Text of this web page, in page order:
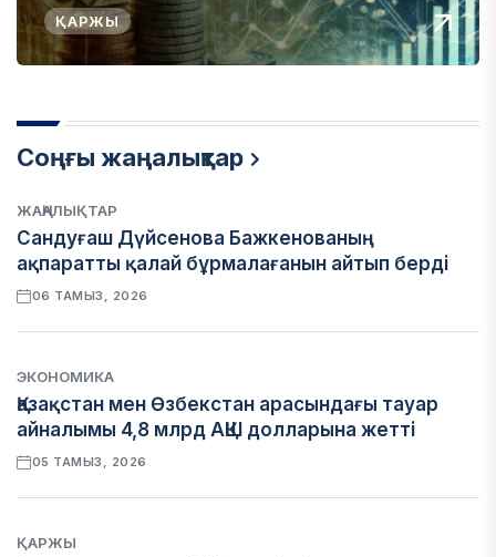
ҚАРЖЫ
Соңғы жаңалықтар
ЖАҢАЛЫҚТАР
Сандуғаш Дүйсенова Бажкенованың
ақпаратты қалай бұрмалағанын айтып берді
06 ТАМЫЗ, 2026
ЭКОНОМИКА
Қазақстан мен Өзбекстан арасындағы тауар
айналымы 4,8 млрд АҚШ долларына жетті
05 ТАМЫЗ, 2026
ҚАРЖЫ